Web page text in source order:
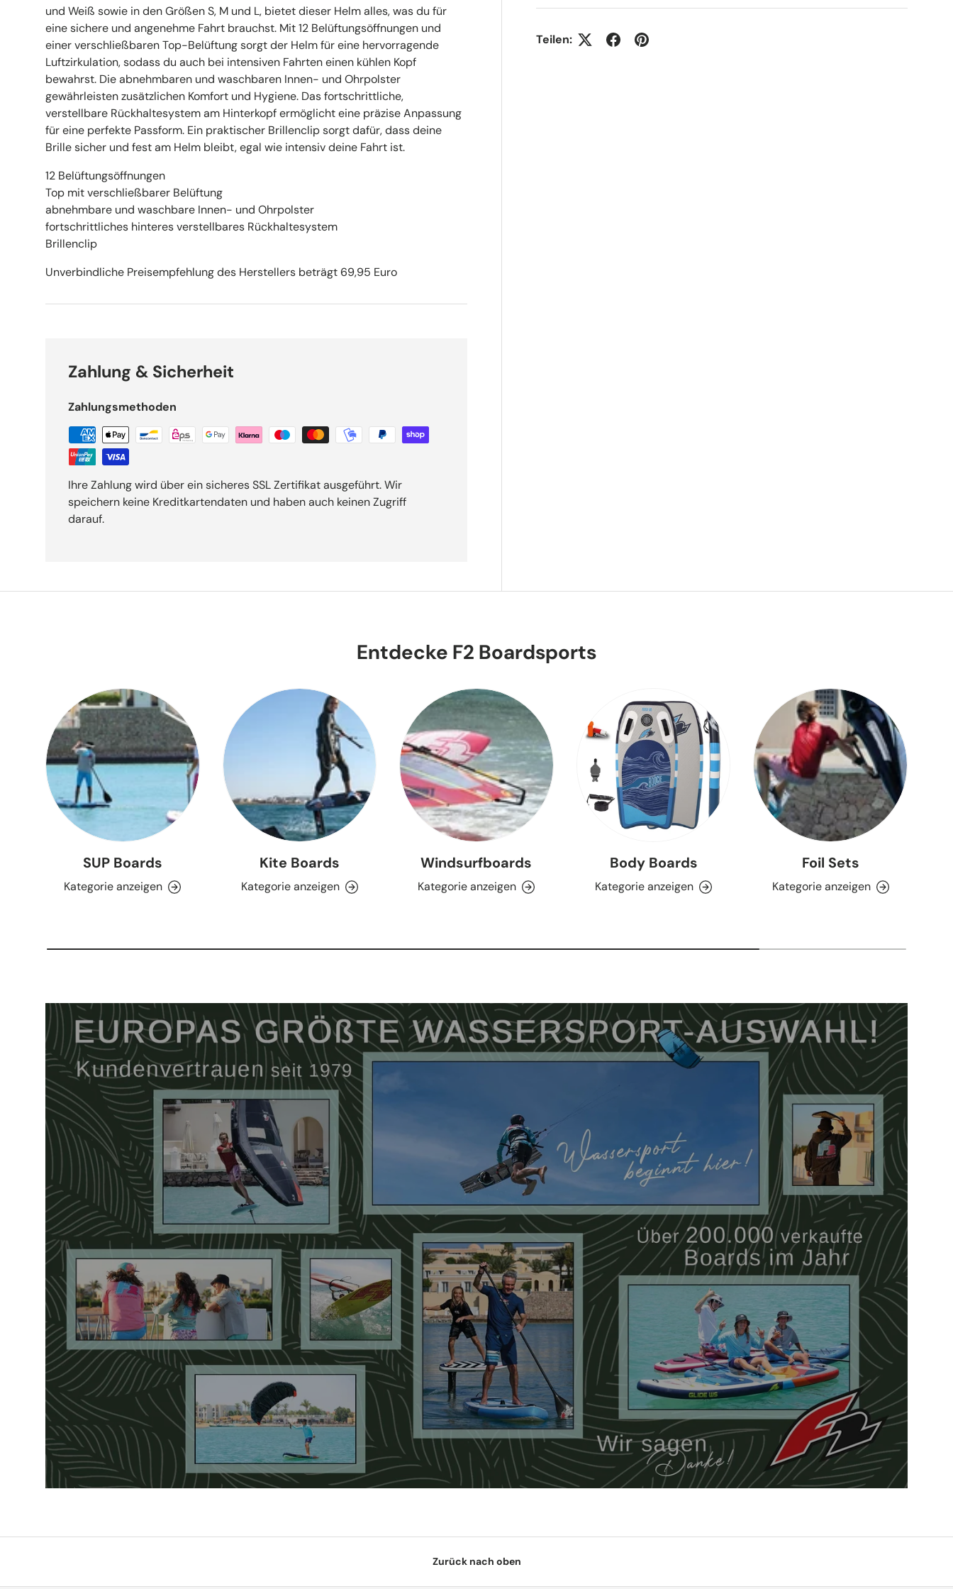
Teilen:
und Weiß sowie in den Größen S, M und L, bietet dieser Helm alles, was du für
eine sichere und angenehme Fahrt brauchst. Mit 12 Belüftungsöffnungen und
einer verschließbaren Top-Belüftung sorgt der Helm für eine hervorragende
Luftzirkulation, sodass du auch bei intensiven Fahrten einen kühlen Kopf
bewahrst. Die abnehmbaren und waschbaren Innen- und Ohrpolster
gewährleisten zusätzlichen Komfort und Hygiene. Das fortschrittliche,
verstellbare Rückhaltesystem am Hinterkopf ermöglicht eine präzise Anpassung
für eine perfekte Passform. Ein praktischer Brillenclip sorgt dafür, dass deine
Brille sicher und fest am Helm bleibt, egal wie intensiv deine Fahrt ist.
12 Belüftungsöffnungen
Top mit verschließbarer Belüftung
abnehmbare und waschbare Innen- und Ohrpolster
fortschrittliches hinteres verstellbares Rückhaltesystem
Brillenclip
Unverbindliche Preisempfehlung des Herstellers beträgt 69,95 Euro
Zahlung & Sicherheit
Zahlungsmethoden
Ihre Zahlung wird über ein sicheres SSL Zertifikat ausgeführt. Wir
speichern keine Kreditkartendaten und haben auch keinen Zugriff
darauf.
Entdecke F2 Boardsports
SUP Boards
Kategorie anzeigen
Kite Boards
Kategorie anzeigen
Windsurfboards
Kategorie anzeigen
Body Boards
Kategorie anzeigen
Foil Sets
Kategorie anzeigen
Zurück nach oben